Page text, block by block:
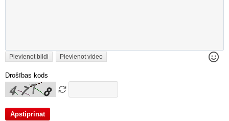
Pievienot bildi Pievienot video
Drošības kods